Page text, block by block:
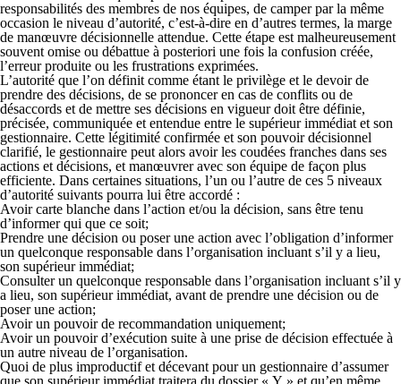
responsabilités des membres de nos équipes, de camper par la même
occasion le niveau d’autorité, c’est-à-dire en d’autres termes, la marge
de manœuvre décisionnelle attendue. Cette étape est malheureusement
souvent omise ou débattue à posteriori une fois la confusion créée,
l’erreur produite ou les frustrations exprimées.
L’autorité que l’on définit comme étant le privilège et le devoir de
prendre des décisions, de se prononcer en cas de conflits ou de
désaccords et de mettre ses décisions en vigueur doit être définie,
précisée, communiquée et entendue entre le supérieur immédiat et son
gestionnaire. Cette légitimité confirmée et son pouvoir décisionnel
clarifié, le gestionnaire peut alors avoir les coudées franches dans ses
actions et décisions, et manœuvrer avec son équipe de façon plus
efficiente. Dans certaines situations, l’un ou l’autre de ces 5 niveaux
d’autorité suivants pourra lui être accordé :
Avoir carte blanche dans l’action et/ou la décision, sans être tenu
d’informer qui que ce soit;
Prendre une décision ou poser une action avec l’obligation d’informer
un quelconque responsable dans l’organisation incluant s’il y a lieu,
son supérieur immédiat;
Consulter un quelconque responsable dans l’organisation incluant s’il y
a lieu, son supérieur immédiat, avant de prendre une décision ou de
poser une action;
Avoir un pouvoir de recommandation uniquement;
Avoir un pouvoir d’exécution suite à une prise de décision effectuée à
un autre niveau de l’organisation.
Quoi de plus improductif et décevant pour un gestionnaire d’assumer
que son supérieur immédiat traitera du dossier « Y » et qu’en même